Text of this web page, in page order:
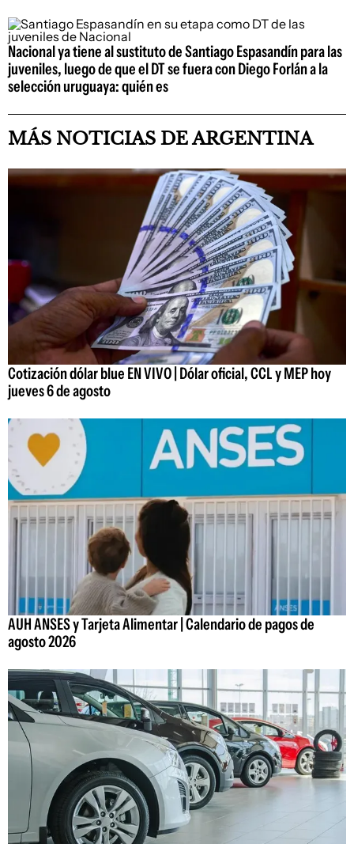
Nacional ya tiene al sustituto de Santiago Espasandín para las
juveniles, luego de que el DT se fuera con Diego Forlán a la
selección uruguaya: quién es
MÁS NOTICIAS DE ARGENTINA
Cotización dólar blue EN VIVO | Dólar oficial, CCL y MEP hoy
jueves 6 de agosto
AUH ANSES y Tarjeta Alimentar | Calendario de pagos de
agosto 2026